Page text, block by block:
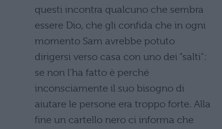
questi incontra qualcuno che sembra
essere Dio, che gli confida che in ogni
momento Sam avrebbe potuto
dirigersi verso casa con uno dei “salti”:
se non l'ha fatto è perché
inconsciamente il suo bisogno di
aiutare le persone era troppo forte. Alla
fine un cartello nero ci informa che